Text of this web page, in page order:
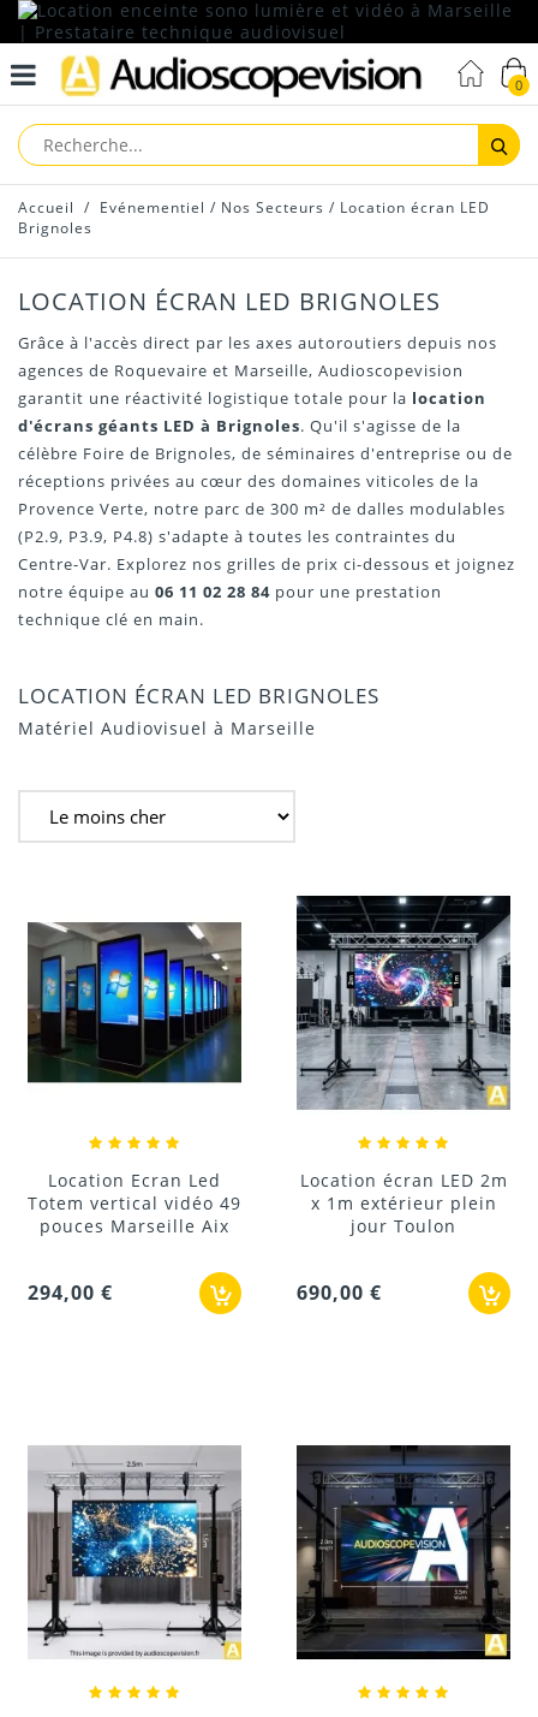
0
Accueil / Evénementiel / Nos Secteurs / Location écran LED
Brignoles
LOCATION ÉCRAN LED BRIGNOLES
Grâce à l'accès direct par les axes autoroutiers depuis nos
agences de Roquevaire et Marseille, Audioscopevision
garantit une réactivité logistique totale pour la location
d'écrans géants LED à Brignoles. Qu'il s'agisse de la
célèbre Foire de Brignoles, de séminaires d'entreprise ou de
réceptions privées au cœur des domaines viticoles de la
Provence Verte, notre parc de 300 m² de dalles modulables
(P2.9, P3.9, P4.8) s'adapte à toutes les contraintes du
Centre-Var. Explorez nos grilles de prix ci-dessous et joignez
notre équipe au 06 11 02 28 84 pour une prestation
technique clé en main.
LOCATION ÉCRAN LED BRIGNOLES
Matériel Audiovisuel à Marseille
Location Ecran Led
Totem vertical vidéo 49
pouces Marseille Aix
294,00 €
Location écran LED 2m
x 1m extérieur plein
jour Toulon
690,00 €